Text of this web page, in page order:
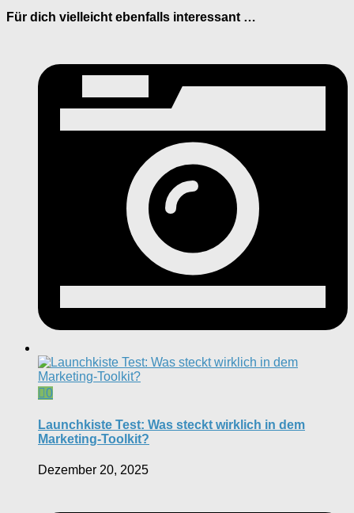
Für dich vielleicht ebenfalls interessant …
0
Launchkiste Test: Was steckt wirklich in dem
Marketing-Toolkit?
Dezember 20, 2025